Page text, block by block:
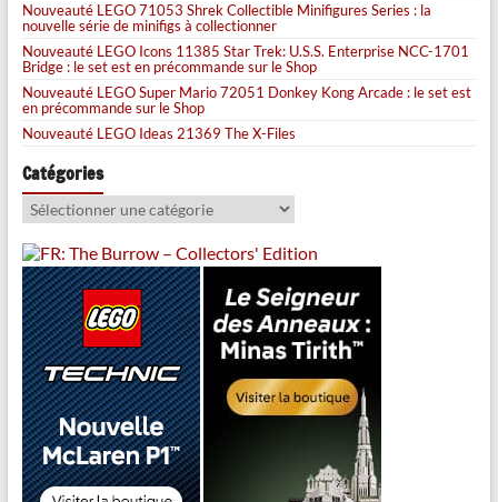
Nouveauté LEGO 71053 Shrek Collectible Minifigures Series : la
nouvelle série de minifigs à collectionner
Nouveauté LEGO Icons 11385 Star Trek: U.S.S. Enterprise NCC-1701
Bridge : le set est en précommande sur le Shop
Nouveauté LEGO Super Mario 72051 Donkey Kong Arcade : le set est
en précommande sur le Shop
Nouveauté LEGO Ideas 21369 The X-Files
Catégories
Catégories